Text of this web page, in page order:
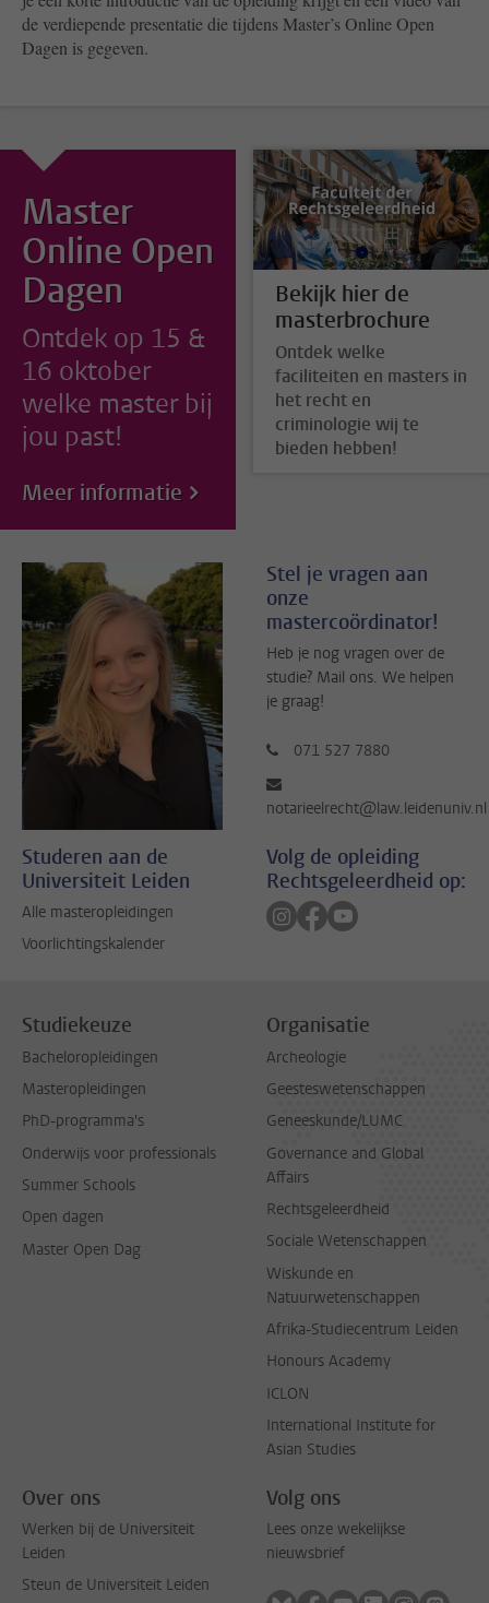
de verdiepende presentatie die tijdens Master’s Online Open
Dagen is gegeven.
Master
Online Open
Dagen
Ontdek op 15 &
16 oktober
welke master bij
jou past!
Meer informatie
Bekijk hier de
masterbrochure
Ontdek welke
faciliteiten en masters in
het recht en
criminologie wij te
bieden hebben!
Stel je vragen aan
onze
mastercoördinator!
Heb je nog vragen over de
studie? Mail ons. We helpen
je graag!
071 527 7880
notarieelrecht@law.leidenuniv.nl
Studeren aan de
Universiteit Leiden
Alle masteropleidingen
Voorlichtingskalender
Volg de opleiding
Rechtsgeleerdheid op:
Volg ons op instagram
Volg ons op facebook
Volg ons op
Studiekeuze
Bacheloropleidingen
Masteropleidingen
PhD-programma's
Onderwijs voor professionals
Summer Schools
Open dagen
Master Open Dag
Organisatie
Archeologie
Geesteswetenschappen
Geneeskunde/LUMC
Governance and Global
Affairs
Rechtsgeleerdheid
Sociale Wetenschappen
Wiskunde en
Natuurwetenschappen
Afrika-Studiecentrum Leiden
Honours Academy
ICLON
International Institute for
Asian Studies
Over ons
Werken bij de Universiteit
Leiden
Steun de Universiteit Leiden
Volg ons
Lees onze wekelijkse
nieuwsbrief